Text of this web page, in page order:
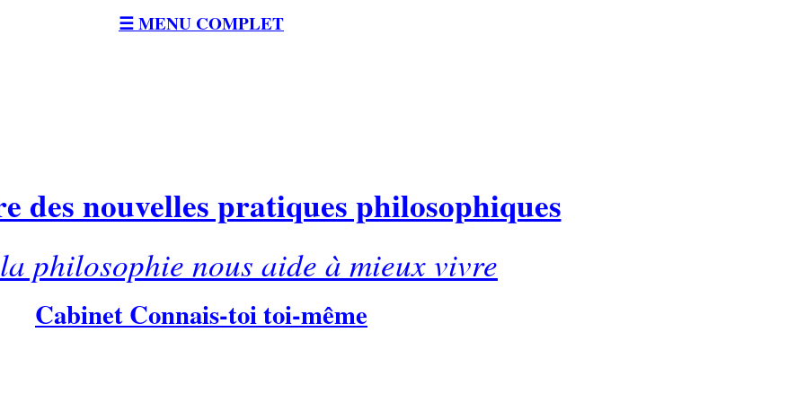
☰ MENU COMPLET
des nouvelles pratiques philosophiques
philosophie nous aide à mieux vivre
Cabinet Connais-toi toi-même